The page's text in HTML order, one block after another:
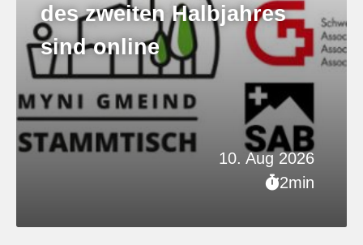
10. Aug 2026
2min
des zweiten Halbjahres
sind online